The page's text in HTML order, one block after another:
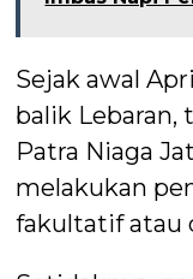
Sejak awal
balik Lebaran,
Patra Niaga
melakukan
fakultatif atau